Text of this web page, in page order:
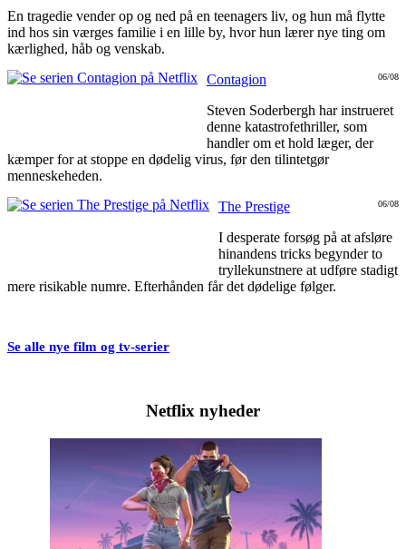
En tragedie vender op og ned på en teenagers liv, og hun må flytte
ind hos sin værges familie i en lille by, hvor hun lærer nye ting om
kærlighed, håb og venskab.
06/08
Contagion
Steven Soderbergh har instrueret
denne katastrofethriller, som
handler om et hold læger, der
kæmper for at stoppe en dødelig virus, før den tilintetgør
menneskeheden.
06/08
The Prestige
I desperate forsøg på at afsløre
hinandens tricks begynder to
tryllekunstnere at udføre stadigt
mere risikable numre. Efterhånden får det dødelige følger.
Se alle nye film og tv-serier
Netflix nyheder